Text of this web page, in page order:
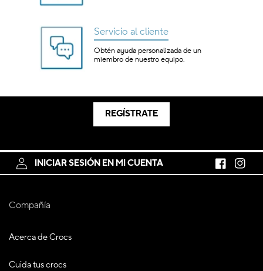
Servicio al cliente
Obtén ayuda personalizada de un
miembro de nuestro equipo.
REGÍSTRATE
INICIAR SESIÓN EN MI CUENTA Facebook
Compañía
Acerca de Crocs
Cuida tus crocs